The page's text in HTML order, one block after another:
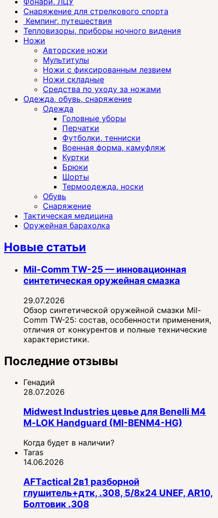
Снаряжение для стрелкового спорта
Кемпинг, путешествия
Тепловизоры, приборы ночного видения
Ножи
Авторские ножи
Мультитулы
Ножи с фиксированным лезвием
Ножи складные
Средства по уходу за ножами
Одежда, обувь, снаряжение
Одежда
Головные уборы
Перчатки
Футболки, тенниски
Военная форма, камуфляж
Куртки
Брюки
Шорты
Термоодежда, носки
Обувь
Снаряжение
Тактическая медицина
Оружейная барахолка
Новые статьи
Mil-Comm TW-25 — инновационная
синтетическая оружейная смазка
29.07.2026
Обзор синтетической оружейной смазки Mil-
Comm TW-25: состав, особенности применения,
отличия от конкурентов и полные технические
характеристики.
Последние отзывы
Генадий
28.07.2026
Midwest Industries цевье для Benelli M4
M‑LOK Handguard (MI-BENM4-HG)
Когда будет в наличии?
Taras
14.06.2026
AFTactical 2в1 разборной
глушитель+дтк, .308, 5/8x24 UNEF, AR10,
Болтовик .308